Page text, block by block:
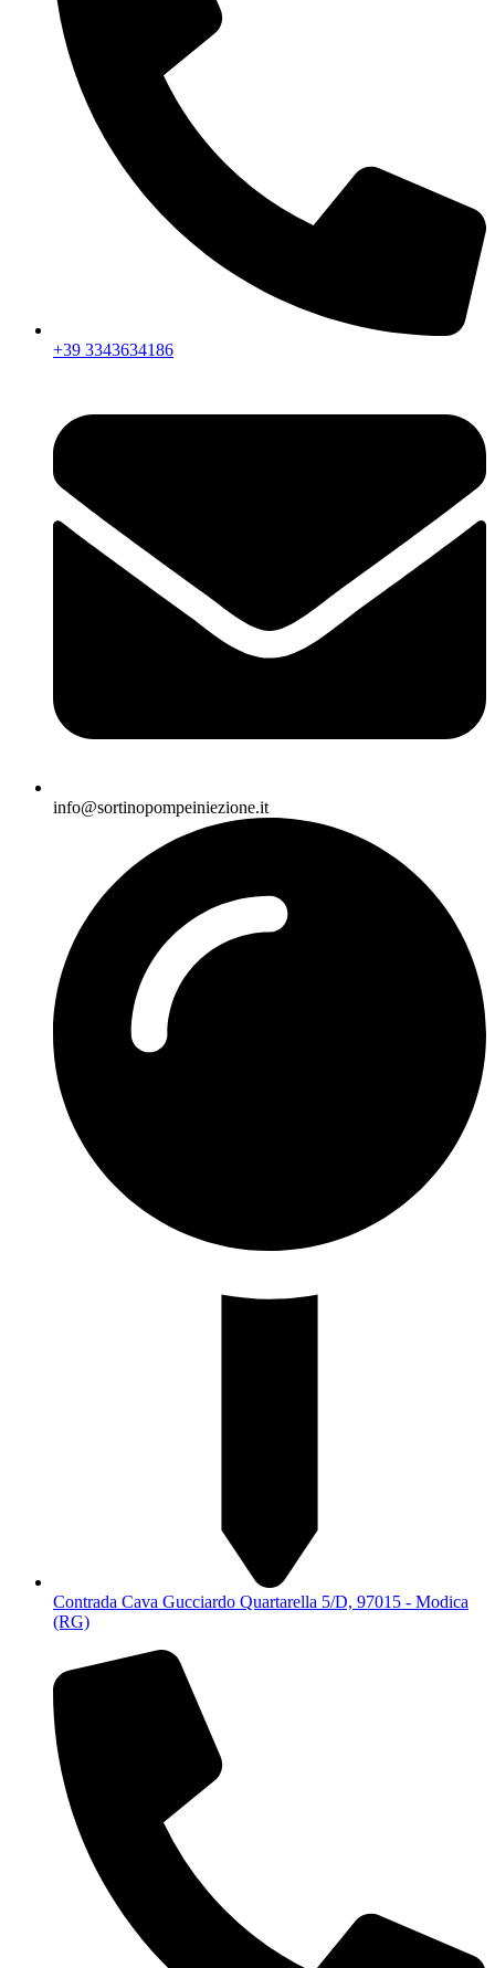
+39 3343634186
info@sortinopompeiniezione.it
Contrada Cava Gucciardo Quartarella 5/D, 97015 - Modica
(RG)